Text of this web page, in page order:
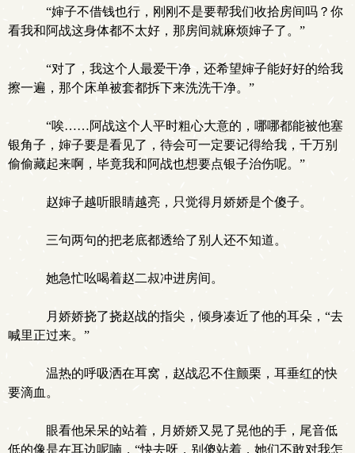
“婶子不借钱也行，刚刚不是要帮我们收拾房间吗？你
看我和阿战这身体都不太好，那房间就麻烦婶子了。”
“对了，我这个人最爱干净，还希望婶子能好好的给我
擦一遍，那个床单被套都拆下来洗洗干净。”
“唉……阿战这个人平时粗心大意的，哪哪都能被他塞
银角子，婶子要是看见了，待会可一定要记得给我，千万别
偷偷藏起来啊，毕竟我和阿战也想要点银子治伤呢。”
赵婶子越听眼睛越亮，只觉得月娇娇是个傻子。
三句两句的把老底都透给了别人还不知道。
她急忙吆喝着赵二叔冲进房间。
月娇娇挠了挠赵战的指尖，倾身凑近了他的耳朵，“去
喊里正过来。”
温热的呼吸洒在耳窝，赵战忍不住颤栗，耳垂红的快
要滴血。
眼看他呆呆的站着，月娇娇又晃了晃他的手，尾音低
低的像是在耳边呢喃，“快去呀，别傻站着，她们不敢对我怎